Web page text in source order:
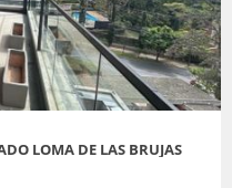
LOMA DE LAS BRUJAS